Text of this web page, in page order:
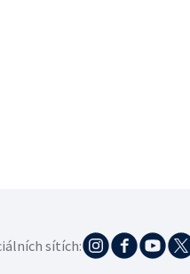
sítích: